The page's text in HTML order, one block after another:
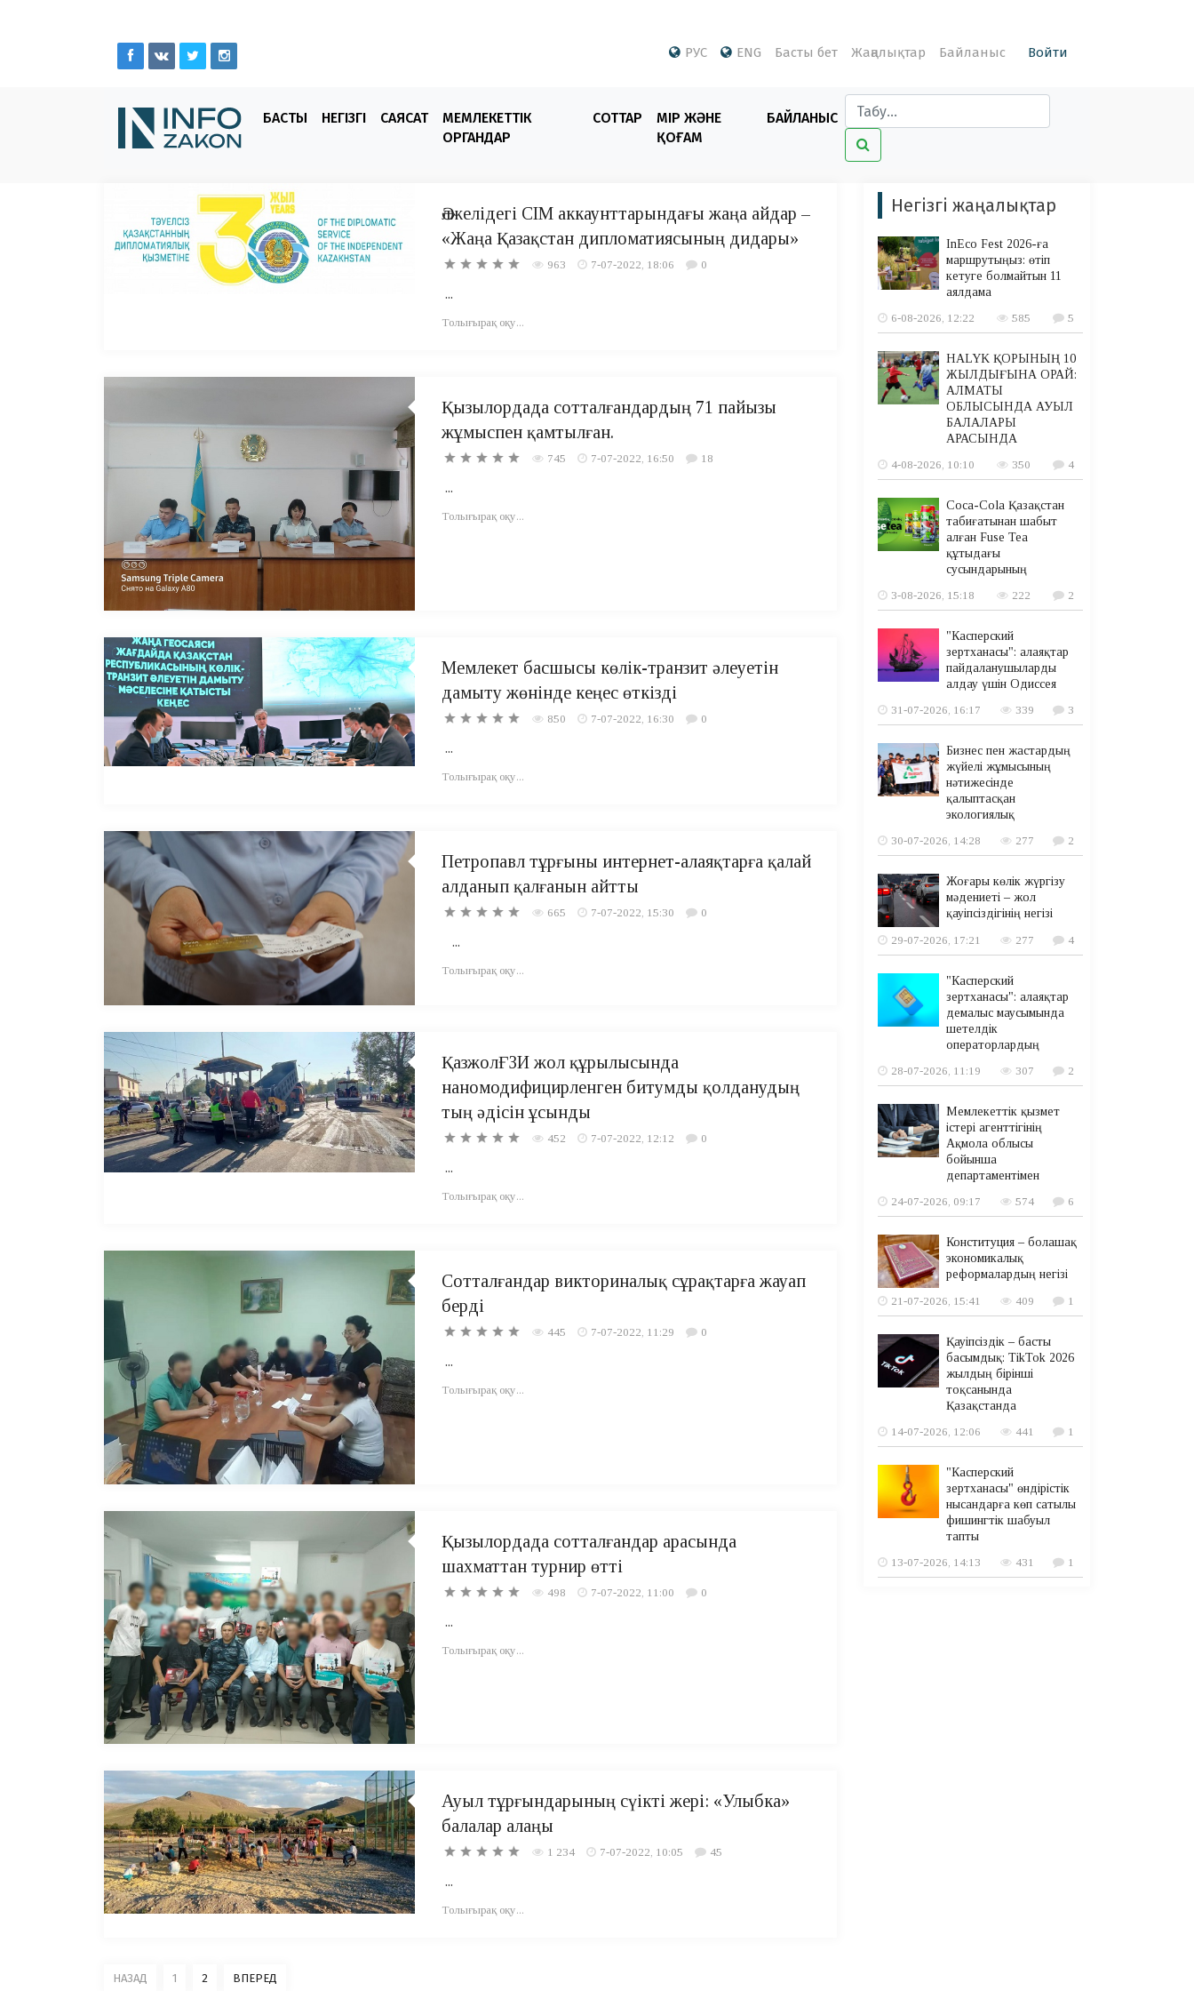
РУС ENG Басты бет Жаңалықтар Байланыс Войти
БАСТЫ НЕГІЗГІ САЯСАТ
МЕМЛЕКЕТТІК
ОРГАНДАР
СОТТАР
ӨМІР ЖӘНЕ
ҚОҒАМ
БАЙЛАНЫС
Әлжелідегі СІМ аккаунттарындағы жаңа айдар –
«Жаңа Қазақстан дипломатиясының дидары»
963 7-07-2022, 18:06 0
...
Толығырақ оқу...
Қызылордада сотталғандардың 71 пайызы
жұмыспен қамтылған.
745 7-07-2022, 16:50 18
...
Толығырақ оқу...
Мемлекет басшысы көлік-транзит әлеуетін
дамыту жөнінде кеңес өткізді
850 7-07-2022, 16:30 0
...
Толығырақ оқу...
Петропавл тұрғыны интернет-алаяқтарға қалай
алданып қалғанын айтты
665 7-07-2022, 15:30 0
...
Толығырақ оқу...
ҚазжолҒЗИ жол құрылысында
наномодифицирленген битумды қолданудың
тың әдісін ұсынды
452 7-07-2022, 12:12 0
...
Толығырақ оқу...
Сотталғандар викториналық сұрақтарға жауап
берді
445 7-07-2022, 11:29 0
...
Толығырақ оқу...
Қызылордада сотталғандар арасында
шахматтан турнир өтті
498 7-07-2022, 11:00 0
...
Толығырақ оқу...
Ауыл тұрғындарының сүікті жері: «Улыбка»
балалар алаңы
1 234 7-07-2022, 10:05 45
...
Толығырақ оқу...
НАЗАД 1 2 ВПЕРЕД
Негізгі жаңалықтар
InEco Fest 2026-ға
маршрутыңыз: өтіп
кетуге болмайтын 11
аялдама
6-08-2026, 12:22
585 5
HALYK ҚОРЫНЫҢ 10
ЖЫЛДЫҒЫНА ОРАЙ:
АЛМАТЫ
ОБЛЫСЫНДА АУЫЛ
БАЛАЛАРЫ
АРАСЫНДА
4-08-2026, 10:10
350 4
Coca-Cola Қазақстан
табиғатынан шабыт
алған Fuse Tea
құтыдағы
сусындарының
3-08-2026, 15:18
222 2
"Касперский
зертханасы": алаяқтар
пайдаланушыларды
алдау үшін Одиссея
31-07-2026, 16:17
339 3
Бизнес пен жастардың
жүйелі жұмысының
нәтижесінде
қалыптасқан
экологиялық
30-07-2026, 14:28
277 2
Жоғары көлік жүргізу
мәдениеті – жол
қауіпсіздігінің негізі
29-07-2026, 17:21
277 4
"Касперский
зертханасы": алаяқтар
демалыс маусымында
шетелдік
операторлардың
28-07-2026, 11:19
307 2
Мемлекеттік қызмет
істері агенттігінің
Ақмола облысы
бойынша
департаментімен
24-07-2026, 09:17
574 6
Конституция – болашақ
экономикалық
реформалардың негізі
21-07-2026, 15:41
409 1
Қауіпсіздік – басты
басымдық: TikTok 2026
жылдың бірінші
тоқсанында
Қазақстанда
14-07-2026, 12:06
441 1
"Касперский
зертханасы" өндірістік
нысандарға көп сатылы
фишингтік шабуыл
тапты
13-07-2026, 14:13
431 1